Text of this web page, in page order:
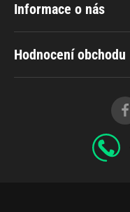
Informace o nás
Hodnocení obchodu